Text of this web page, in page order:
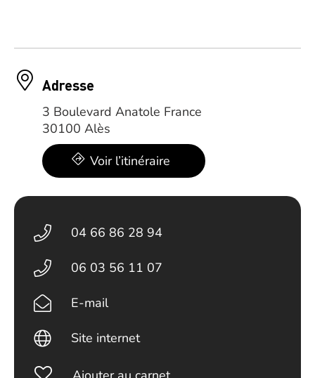
Adresse
3 Boulevard Anatole France
30100 Alès
Voir l’itinéraire
04 66 86 28 94
06 03 56 11 07
E-mail
Site internet